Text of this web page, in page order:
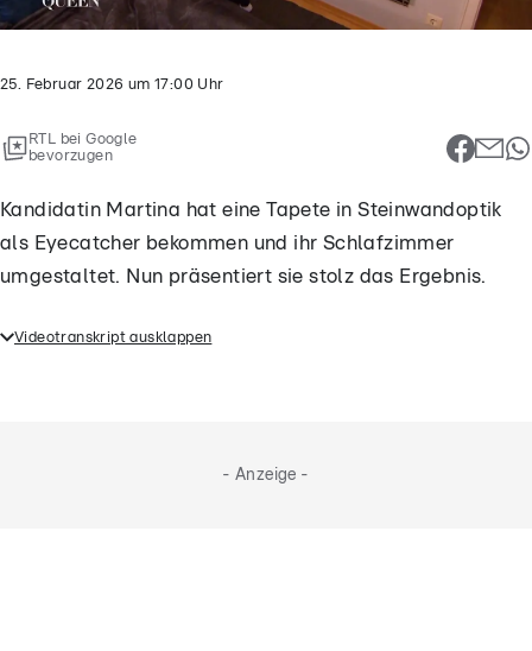
25. Februar 2026 um 17:00 Uhr
RTL bei Google
bevorzugen
Kandidatin Martina hat eine Tapete in Steinwandoptik
als Eyecatcher bekommen und ihr Schlafzimmer
umgestaltet. Nun präsentiert sie stolz das Ergebnis.
Kandidatin Martina hat eine Tapete in
Videotranskript ausklappen
- Anzeige -